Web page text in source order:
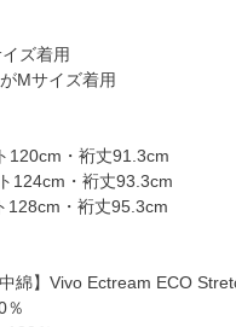
ズ着用
Mサイズ着用
120cm・裄丈91.3cm
124cm・裄丈93.3cm
128cm・裄丈95.3cm
綿】Vivo Ectream ECO
％